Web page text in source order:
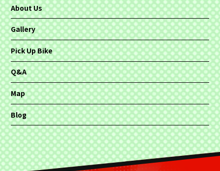
About Us
Gallery
Pick Up Bike
Q&A
Map
Blog